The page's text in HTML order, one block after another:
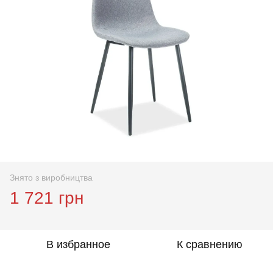
Знято з виробництва
1 721 грн
В избранное К сравнению